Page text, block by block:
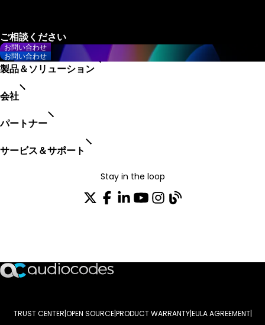
製品＆ソリューション
会社
パートナー
サービス＆サポート
Stay in the loop
TRUST CENTER OPEN SOURCE PRODUCT WARRANTY EULA AGREEMENT
お問い合わせ
お問い合わせ